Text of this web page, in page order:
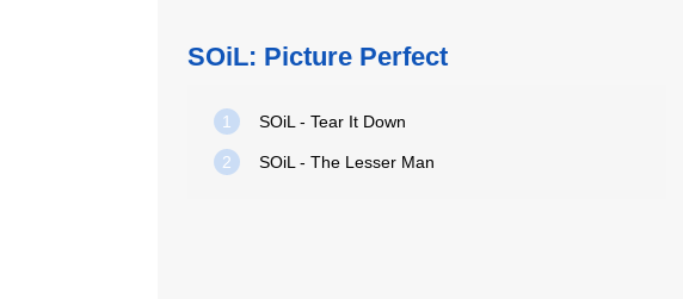
SOiL: Picture Perfect
1 SOiL - Tear It Down
2 SOiL - The Lesser Man